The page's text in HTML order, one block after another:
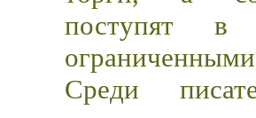
поступят
Среди